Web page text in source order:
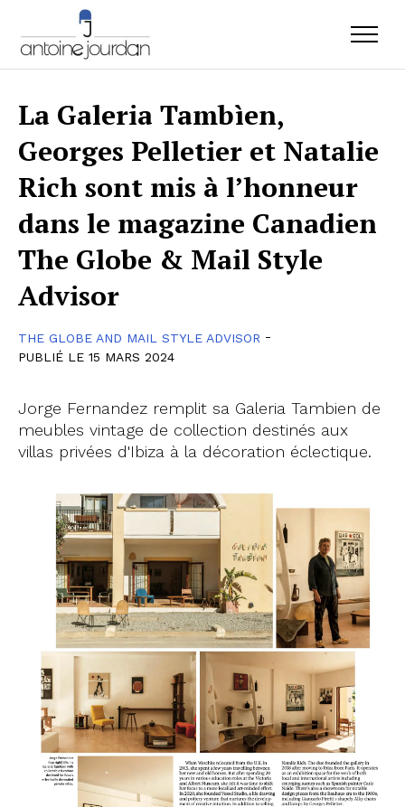
La Galeria Tambìen,
Georges Pelletier et Natalie
Rich sont mis à l’honneur
dans le magazine Canadien
The Globe & Mail Style
Advisor
THE GLOBE AND MAIL STYLE ADVISOR -
PUBLIÉ LE 15 MARS 2024
Jorge Fernandez remplit sa Galeria Tambien de
meubles vintage de collection destinés aux
villas privées d'Ibiza à la décoration éclectique.